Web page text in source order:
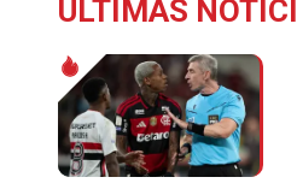
ÚLTIMAS